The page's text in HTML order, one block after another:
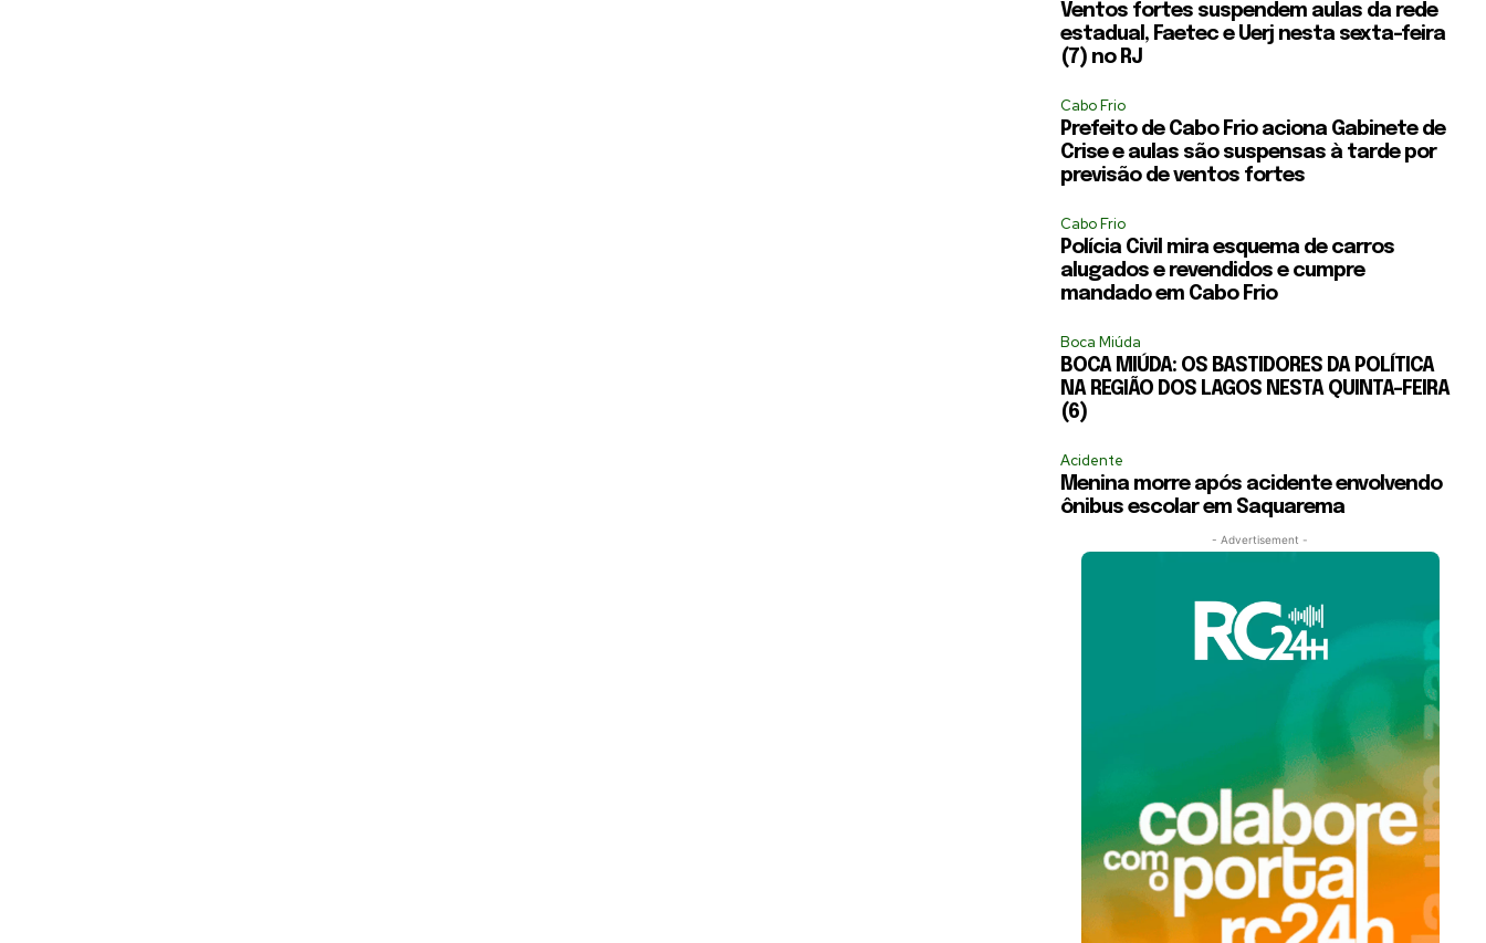
Ventos fortes suspendem aulas da rede
estadual, Faetec e Uerj nesta sexta-feira
(7) no RJ
Cabo Frio
Prefeito de Cabo Frio aciona Gabinete de
Crise e aulas são suspensas à tarde por
previsão de ventos fortes
Cabo Frio
Polícia Civil mira esquema de carros
alugados e revendidos e cumpre
mandado em Cabo Frio
Boca Miúda
BOCA MIÚDA: OS BASTIDORES DA POLÍTICA
NA REGIÃO DOS LAGOS NESTA QUINTA-FEIRA
(6)
Acidente
Menina morre após acidente envolvendo
ônibus escolar em Saquarema
- Advertisement -